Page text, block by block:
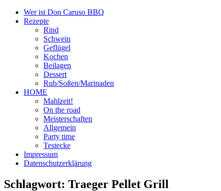
Wer ist Don Caruso BBQ
Rezepte
Rind
Schwein
Geflügel
Kochen
Beilagen
Dessert
Rub/Soßen/Marinaden
HOME
Mahlzeit!
On the road
Meisterschaften
Allgemein
Party time
Testecke
Impressum
Datenschutzerklärung
Schlagwort: Traeger Pellet Grill